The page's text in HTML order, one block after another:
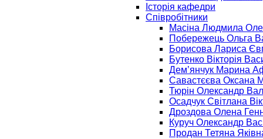
Історія кафедри
Співробітники
Масіна Людмила
Побережець Ольга
Борисова Лариса
Бутенко Вікторія
Дем’янчук Марина
Савастєєва Оксана
Тюрін Олександр
Осадчук Світлана
Дроздова Олена
Куруч Олександр
Продан Тетяна